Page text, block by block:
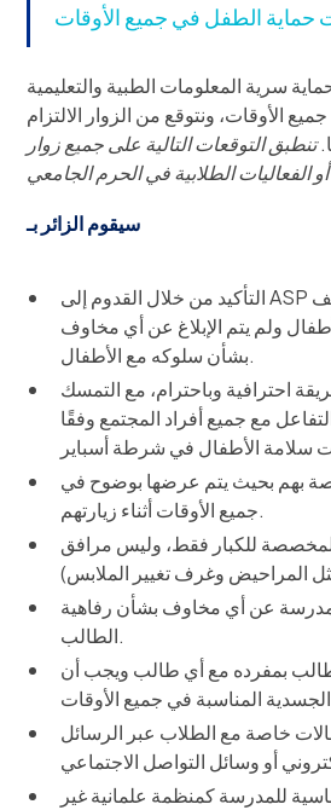
سرية المعلومات الطبية والتعليمية
الأوقات، ونتوقع من الزوار الالتزام
تنطبق التوقعات التالية على جميع زوار
سيقوم الزائر بـ
التأكيد من خلال القدوم إلى ASP أن لديه سجل جنائي نظيف
ولم يتم الإبلاغ عن أي مخاوف
بشأن سلوكه مع الأطفال.
احترافية وباحترام، مع التمسك
مع جميع أفراد المجتمع وفقًا
بهم بحيث يتم عرضها بوضوح في
جميع الأوقات أثناء زيارتهم.
للكبار فقط، وليس مرافق
عن أي مخاوف بشأن رفاهية
الطالب.
طالب بمفرده مع أي طالب ويجب أن
خاصة مع الطلاب عبر الرسائل
للمدرسة كمنظمة علمانية غير